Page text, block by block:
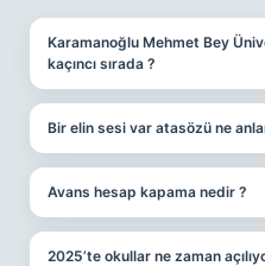
Karamanoğlu Mehmet Bey
kaçıncı sırada ?
Bir elin sesi var atasözü ne
Avans hesap kapama nedir ?
2025’te okullar ne zaman